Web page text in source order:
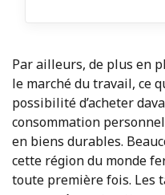
Par ailleurs, de plus en
le marché du travail, ce
possibilité d’acheter
consommation
en biens durables.
cette région du monde
toute première fois. Les